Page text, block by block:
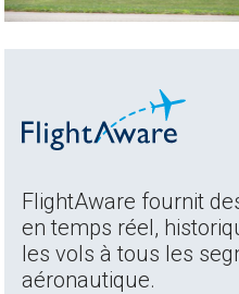
FlightAware fournit
en temps réel,
les vols à tous les
aéronautique.